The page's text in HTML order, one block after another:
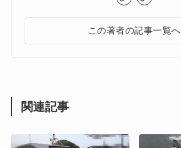
この著者の記事一覧へ
関連記事